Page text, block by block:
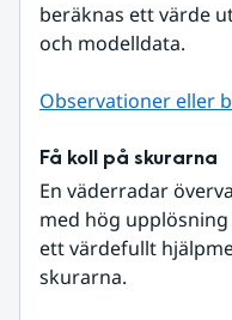
beräknas ett värde
och modelldata.
Observationer eller
Få koll på skurarna
En väderradar
med hög
ett värdefullt
skurarna.